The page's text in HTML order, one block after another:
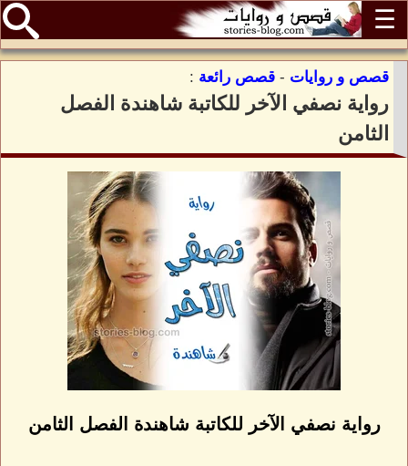
☰
قصص و روايات - قصص رائعة :
رواية نصفي الآخر للكاتبة شاهندة الفصل
الثامن
رواية نصفي الآخر للكاتبة شاهندة الفصل الثامن